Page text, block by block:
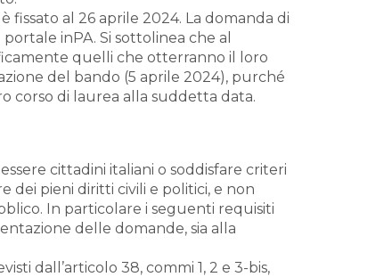
al 26 aprile 2024. La domanda di
inPA. Si sottolinea che al
quelli che otterranno il loro
del bando (5 aprile 2024), purché
corso di laurea alla suddetta data.
cittadini italiani o soddisfare criteri
dei pieni diritti civili e politici, e non
In particolare i seguenti requisiti
delle domande, sia alla
dall’articolo 38, commi 1, 2 e 3-bis,